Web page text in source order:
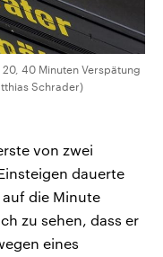
40 Minuten Verspätung
Schrader)
von zwei
dauerte
die Minute
zu sehen, dass er
eines